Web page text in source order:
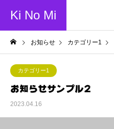
Ki No Mi
お知らせ カテゴリー1
カテゴリー1
お知らせサンプル2
2023.04.16